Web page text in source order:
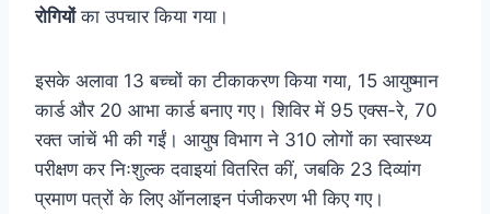
रोगियोंका उपचार किया गया।
इसके अलावा 13 बच्चों का टीकाकरण किया गया, 15 आयुष्मान
कार्ड और 20 आभा कार्ड बनाए गए। शिविर में 95 एक्स-रे, 70
रक्त जांचें भी की गईं। आयुष विभाग ने 310 लोगों का स्वास्थ्य
परीक्षण कर निःशुल्क दवाइयां वितरित कीं, जबकि 23 दिव्यांग
प्रमाण पत्रों के लिए ऑनलाइन पंजीकरण भी किए गए।